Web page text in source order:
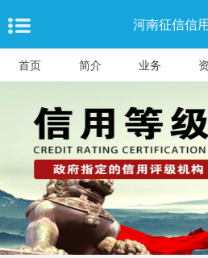
河南征信信
首页 简介 业务